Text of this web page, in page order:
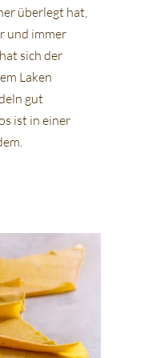
überlegt hat,
und immer
sich der
Laken
gut
ist in einer